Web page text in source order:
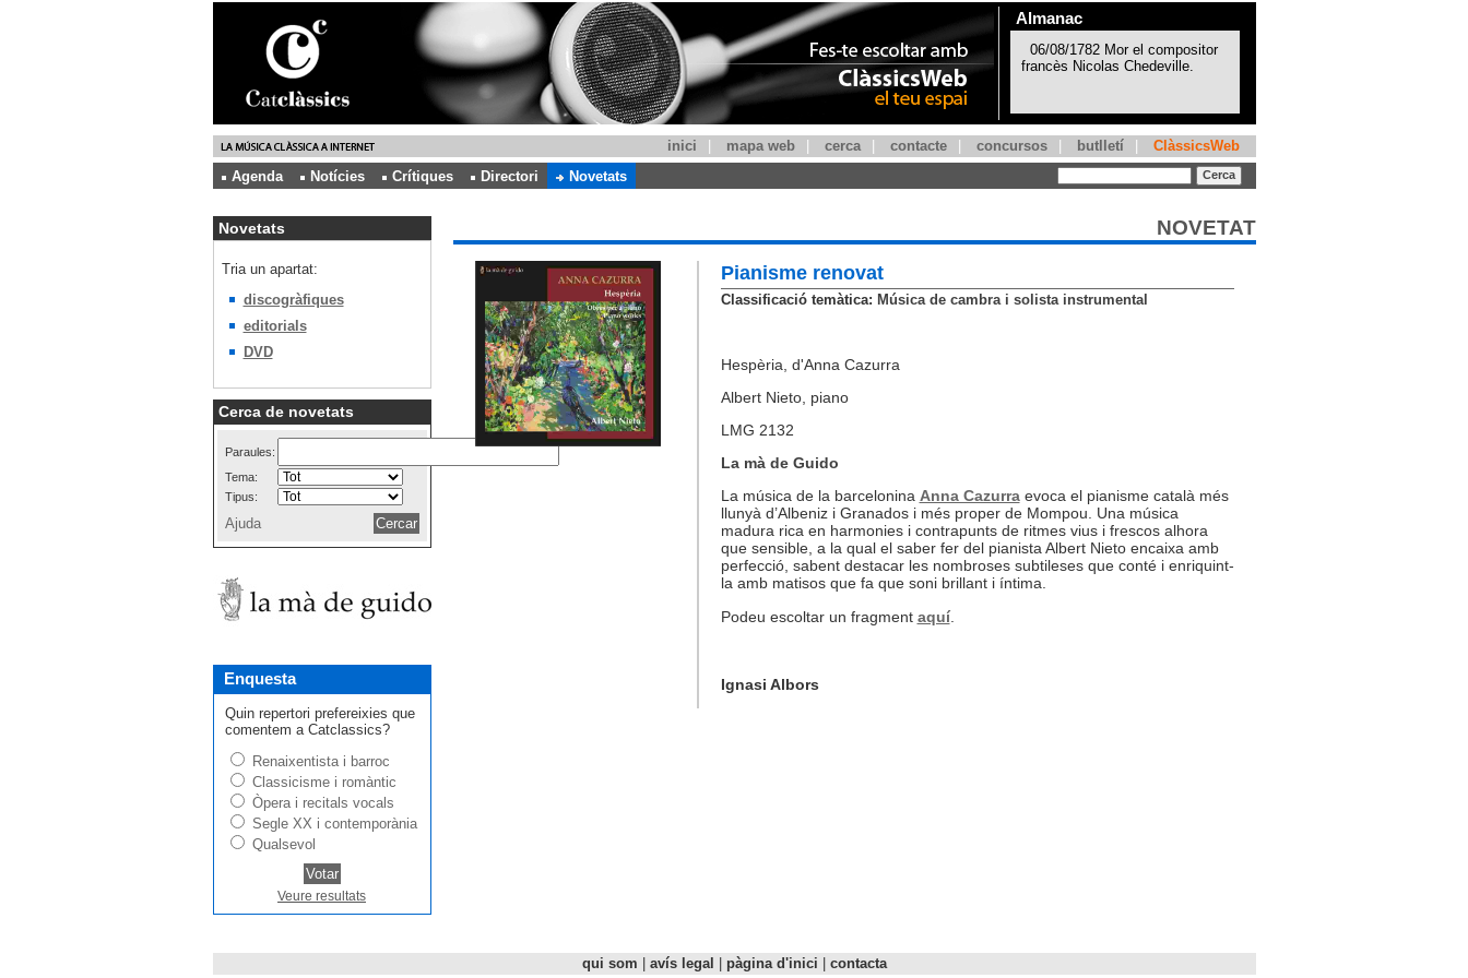
Almanac
inici mapa web cerca contacte concursos butlletí
ClàssicsWeb
Agenda
Notícies Crítiques Directori Novetats
Novetats
Tria un apartat:
discogràfiques
editorials
DVD
Cerca de novetats
Paraules:
Tema:
Tipus:
Ajuda
Enquesta
Quin repertori prefereixies que
comentem a Catclassics?
Renaixentista i barroc
Classicisme i romàntic
Òpera i recitals vocals
Segle XX i contemporània
Qualsevol
Veure resultats
NOVETAT
Pianisme renovat
Classificació temàtica: Música de cambra i solista instrumental
Hespèria, d'Anna Cazurra
Albert Nieto, piano
LMG 2132
La mà de Guido
La música de la barcelonina Anna Cazurraevoca el pianisme català més
llunyà d’Albeniz i Granados i més proper de Mompou. Una música
madura rica en harmonies i contrapunts de ritmes vius i frescos alhora
que sensible, a la qual el saber fer del pianista Albert Nieto encaixa amb
perfecció, sabent destacar les nombroses subtileses que conté i enriquint-
la amb matisos que fa que soni brillant i íntima.
Podeu escoltar un fragment aquí.
Ignasi Albors
qui som | avís legal | pàgina d'inici | contacta